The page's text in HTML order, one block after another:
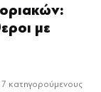
με
κατηγορούμενους